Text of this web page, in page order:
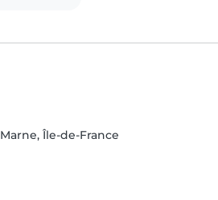
Île-de-France